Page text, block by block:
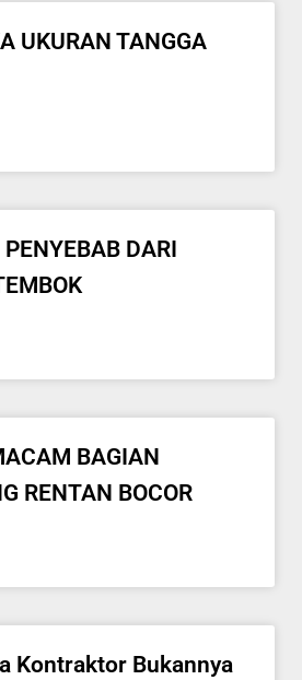
UKURAN TANGGA
DARI
BAGIAN
RENTAN BOCOR
Kontraktor Bukannya